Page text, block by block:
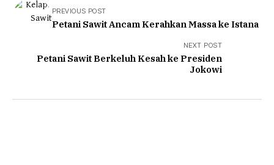
PREVIOUS POST
Petani Sawit Ancam Kerahkan Massa ke Istana
NEXT POST
Petani Sawit Berkeluh Kesah ke Presiden
Jokowi